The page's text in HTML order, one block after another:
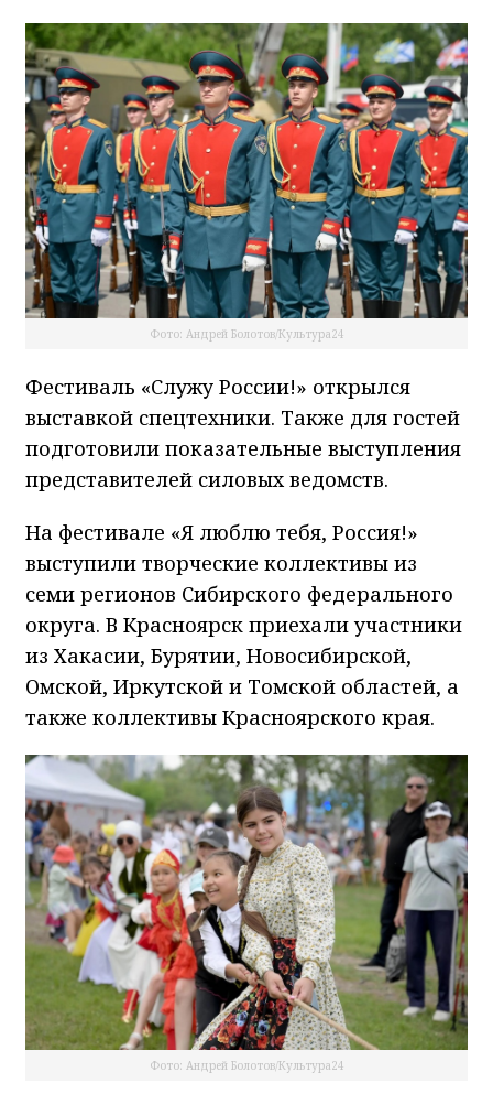
Фото: Андрей Болотов/Культура24
Фестиваль «Служу России!» открылся
выставкой спецтехники. Также для гостей
подготовили показательные выступления
представителей силовых ведомств.
На фестивале «Я люблю тебя, Россия!»
выступили творческие коллективы из
семи регионов Сибирского федерального
округа. В Красноярск приехали участники
из Хакасии, Бурятии, Новосибирской,
Омской, Иркутской и Томской областей, а
также коллективы Красноярского края.
Фото: Андрей Болотов/Культура24